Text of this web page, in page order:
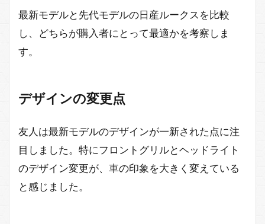
最新モデルと先代モデルの日産ルークスを比較
し、どちらが購入者にとって最適かを考察しま
す。
デザインの変更点
友人は最新モデルのデザインが一新された点に注
目しました。特にフロントグリルとヘッドライト
のデザイン変更が、車の印象を大きく変えている
と感じました。